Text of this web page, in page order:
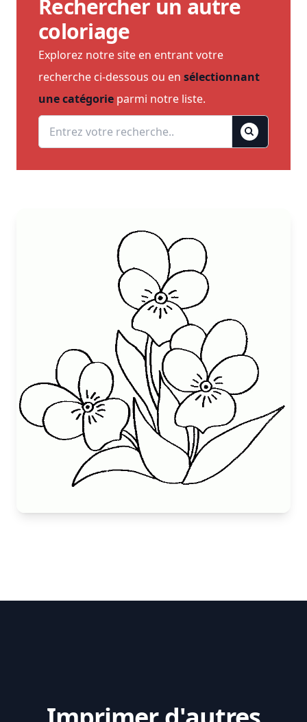
Rechercher un autre
coloriage
Explorez notre site en entrant votre
recherche ci-dessous ou en sélectionnant
une catégorie parmi notre liste.